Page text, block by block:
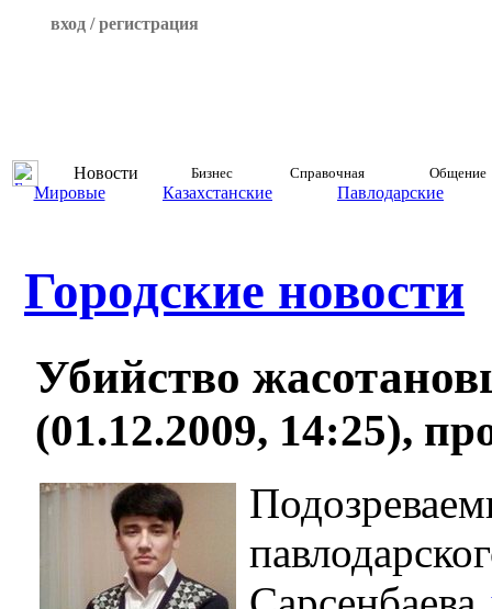
вход / регистрация
Новости Бизнес Справочная Общение
Мировые Казахстанские Павлодарские
Городские новости
Убийство
(01.12.2009, 14:25),